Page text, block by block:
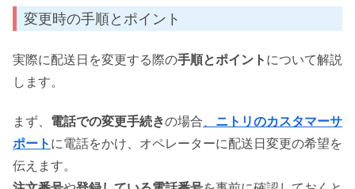
変更時の手順とポイント
実際に配送日を変更する際の手順とポイント について解説
します。
まず、 電話での変更手続きの場合
ニトリのカスタマーサ
ポート に電話をかけ、オペレーターに配送日変更の希望を
伝えます。